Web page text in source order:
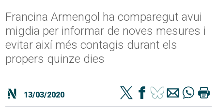
Francina Armengol ha comparegut avui
migdia per informar de noves mesures i
evitar així més contagis durant els
propers quinze dies
13/03/2020